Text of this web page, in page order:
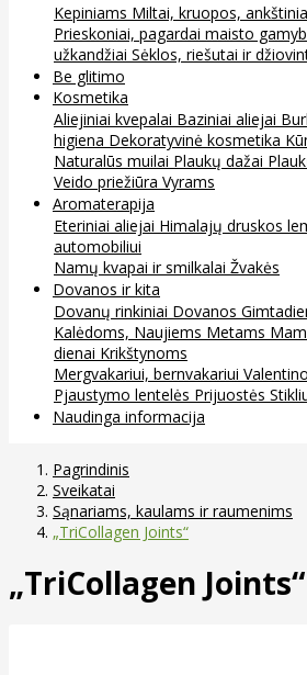
Kepiniams Miltai, kruopos,
Prieskoniai, pagardai maisto
užkandžiai Sėklos, riešutai ir
Be glitimo
Kosmetika
Aliejiniai kvepalai Baziniai aliejai
higiena Dekoratyvinė kosmetika
Naturalūs muilai Plaukų dažai
Veido priežiūra Vyrams
Aromaterapija
Eteriniai aliejai Himalajų druskos
automobiliui
Namų kvapai ir smilkalai Žvakės
Dovanos ir kita
Dovanų rinkiniai Dovanos
Kalėdoms, Naujiems Metams
dienai Krikštynoms
Mergvakariui, bernvakariui
Pjaustymo lentelės Prijuostės
Naudinga informacija
Pagrindinis
Sveikatai
Sąnariams, kaulams ir raumenims
„TriCollagen Joints“
„TriCollagen Joints“